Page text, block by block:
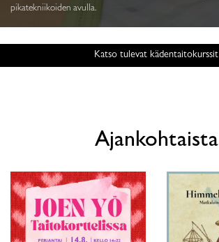
pikatekniikoiden avulla.
Katso tulevat kädentaitokurssit
Ajankohtaista